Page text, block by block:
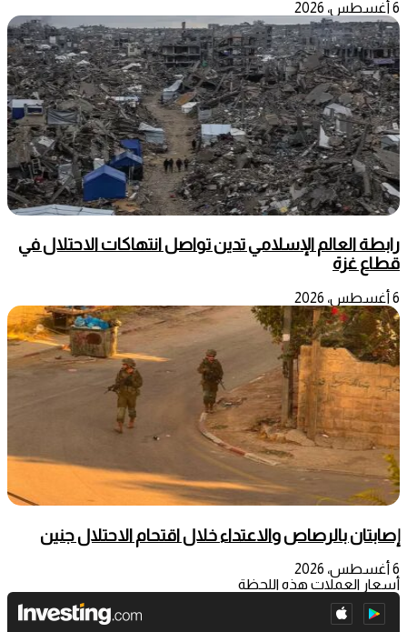
6 أغسطس، 2026
رابطة العالم الإسلامي تدين تواصل انتهاكات الاحتلال في
قطاع غزة
6 أغسطس، 2026
إصابتان بالرصاص والاعتداء خلال اقتحام الاحتلال جنين
6 أغسطس، 2026
أسعار العملات هذه اللحظة